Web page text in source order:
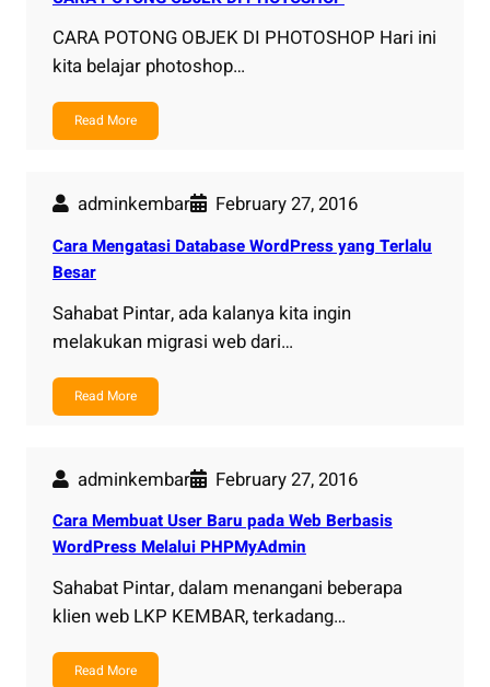
CARA POTONG OBJEK DI PHOTOSHOP Hari ini
kita belajar photoshop…
Read More
adminkembar February 27, 2016
Cara Mengatasi Database WordPress yang Terlalu
Besar
Sahabat Pintar, ada kalanya kita ingin
melakukan migrasi web dari…
Read More
adminkembar February 27, 2016
Cara Membuat User Baru pada Web Berbasis
WordPress Melalui PHPMyAdmin
Sahabat Pintar, dalam menangani beberapa
klien web LKP KEMBAR, terkadang…
Read More